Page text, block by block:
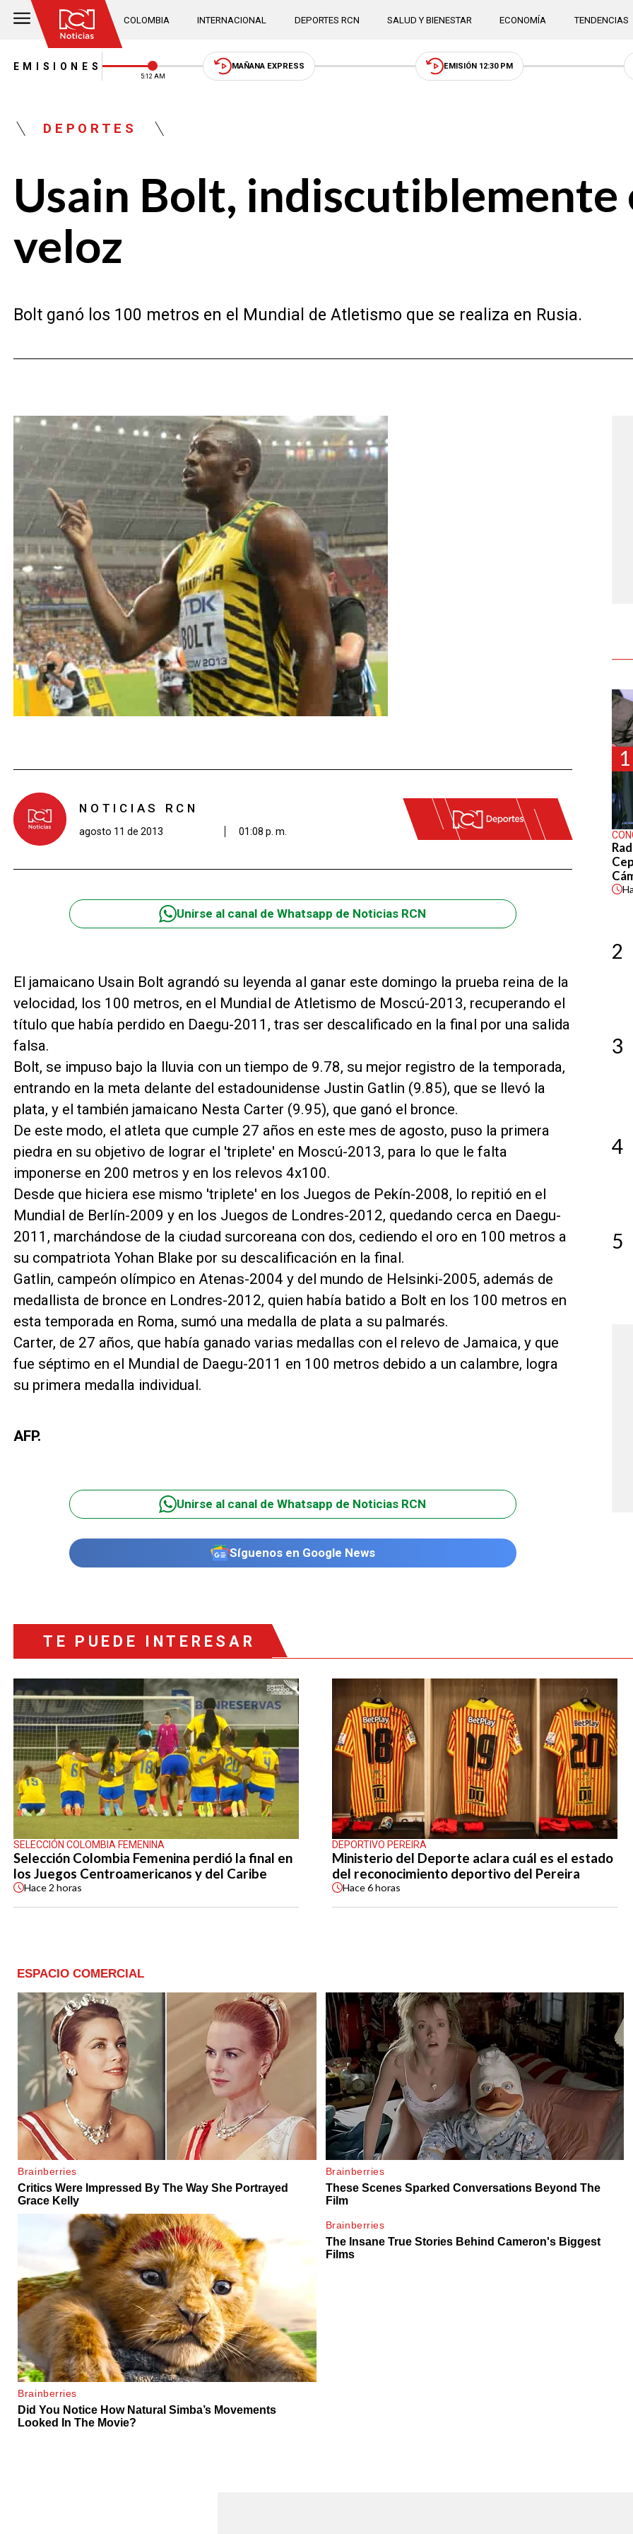
COLOMBIA INTERNACIONAL DEPORTES RCN SALUD Y BIENESTAR ECONOMÍA TENDENCIAS
EMISIONES
5:12 AM
MAÑANA EXPRESS EMISIÓN 12:30 PM
DEPORTES
Usain Bolt, indiscutiblemente
veloz
Bolt ganó los 100 metros en el Mundial de Atletismo que se realiza en Rusia.
NOTICIAS RCN
agosto 11 de 2013 01:08 p. m.
Unirse al canal de Whatsapp de Noticias RCN
El jamaicano Usain Bolt agrandó su leyenda al ganar este domingo la prueba reina de la
velocidad, los 100 metros, en el Mundial de Atletismo de Moscú-2013, recuperando el
título que había perdido en Daegu-2011, tras ser descalificado en la final por una salida
falsa.
Bolt, se impuso bajo la lluvia con un tiempo de 9.78, su mejor registro de la temporada,
entrando en la meta delante del estadounidense Justin Gatlin (9.85), que se llevó la
plata, y el también jamaicano Nesta Carter (9.95), que ganó el bronce.
De este modo, el atleta que cumple 27 años en este mes de agosto, puso la primera
piedra en su objetivo de lograr el 'triplete' en Moscú-2013, para lo que le falta
imponerse en 200 metros y en los relevos 4x100.
Desde que hiciera ese mismo 'triplete' en los Juegos de Pekín-2008, lo repitió en el
Mundial de Berlín-2009 y en los Juegos de Londres-2012, quedando cerca en Daegu-
2011, marchándose de la ciudad surcoreana con dos, cediendo el oro en 100 metros a
su compatriota Yohan Blake por su descalificación en la final.
Gatlin, campeón olímpico en Atenas-2004 y del mundo de Helsinki-2005, además de
medallista de bronce en Londres-2012, quien había batido a Bolt en los 100 metros en
esta temporada en Roma, sumó una medalla de plata a su palmarés.
Carter, de 27 años, que había ganado varias medallas con el relevo de Jamaica, y que
fue séptimo en el Mundial de Daegu-2011 en 100 metros debido a un calambre, logra
su primera medalla individual.
AFP.
Unirse al canal de Whatsapp de Noticias RCN
Síguenos en Google News
1
2
3
4
5
TE PUEDE INTERESAR
SELECCIÓN COLOMBIA FEMENINA
Selección Colombia Femenina perdió la final en
los Juegos Centroamericanos y del Caribe
Hace2 horas
DEPORTIVO PEREIRA
Ministerio del Deporte aclara cuál es el estado
del reconocimiento deportivo del Pereira
Hace6 horas